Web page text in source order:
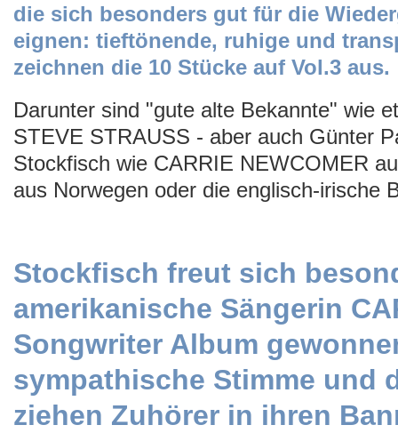
die sich besonders gut für die
eignen: tieftönende, ruhige und
zeichnen die 10 Stücke auf Vol.3 aus.
Darunter sind "gute alte Bekannte" wie
STEVE STRAUSS - aber auch Günter
Stockfisch wie CARRIE NEWCOMER
aus Norwegen oder die englisch-irische
Stockfisch freut sich
amerikanische Sängerin
Songwriter Album
sympathische Stimme und
ziehen Zuhörer in ihren